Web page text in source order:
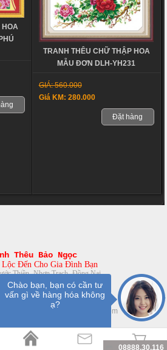
HOA
TRANH THÊU CHỮ THẬP HOA
MẪU ĐƠN DLH-YH231
GIÁ: 560.000
Giá KM: 280.000
Đặt hàng
08888.30.116
Chào bạn, bạn có cần tư
vấn gì về hàng hóa không
ạ?
Thêu Bảo Ngọc
Lộc Đến Cho Gia Đình Bạn
Thiền- Nhơn Trạch- Đồng Nai
08888.30.116- 0961.379.863
tranhtheu68.com
nghiệp bởi ThietKe247.com